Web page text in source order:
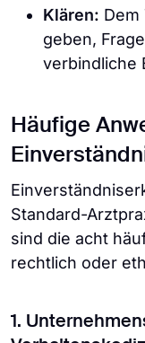
Klären: Dem
geben,
verbindliche
Häufige
Standard-
sind die acht
rechtlich oder
1.